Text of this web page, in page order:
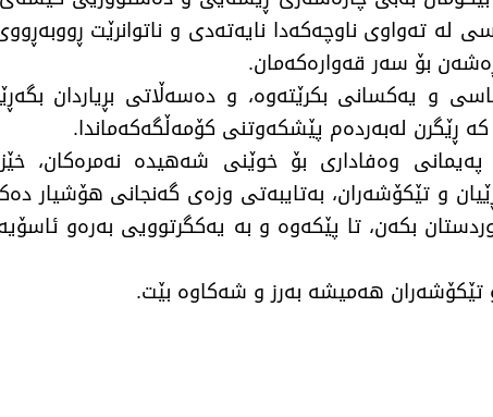
تەواوی ناوچەكەدا نایەتەدی و ناتوانرێت
بۆ سەر قەوارەكەمان.
و یەكسانی بكرێتەوە، و دەسەڵاتی بڕیاردان
كە ڕێگرن لەبەردەم پێشكەوتنی كۆمەڵگەكەماندا.
وەفاداری بۆ خوێنی شەهیدە نەمرەكان،
و تێكۆشەران، بەتایبەتی وزەی گەنجانی هۆشیار
بكەن، تا پێكەوە و بە یەكگرتوویی بەرەو